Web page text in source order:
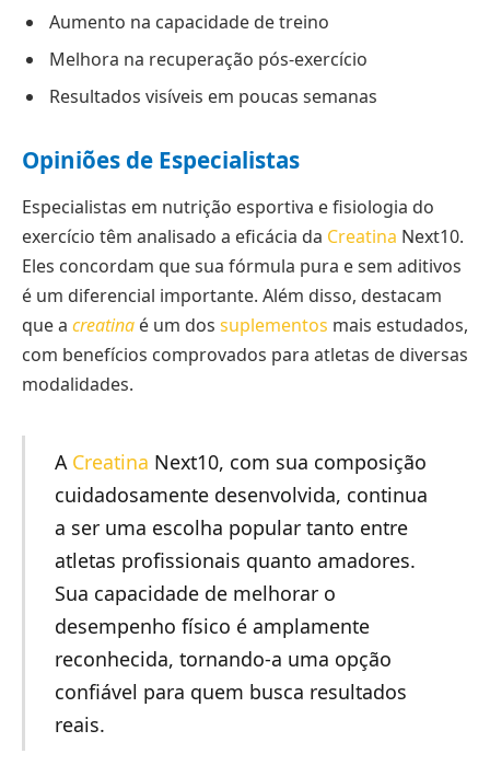
Aumento na capacidade de treino
Melhora na recuperação pós-exercício
Resultados visíveis em poucas semanas
Opiniões de Especialistas
Especialistas em nutrição esportiva e fisiologia do
exercício têm analisado a eficácia da Creatina Next10.
Eles concordam que sua fórmula pura e sem aditivos
é um diferencial importante. Além disso, destacam
que a creatina é um dos suplementos mais estudados,
com benefícios comprovados para atletas de diversas
modalidades.
A Creatina Next10, com sua composição
cuidadosamente desenvolvida, continua
a ser uma escolha popular tanto entre
atletas profissionais quanto amadores.
Sua capacidade de melhorar o
desempenho físico é amplamente
reconhecida, tornando-a uma opção
confiável para quem busca resultados
reais.